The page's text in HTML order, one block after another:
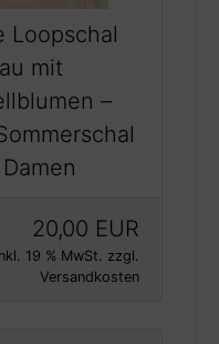
Loopschal
mit
–
20,00 EUR
19 % MwSt. zzgl.
Versandkosten